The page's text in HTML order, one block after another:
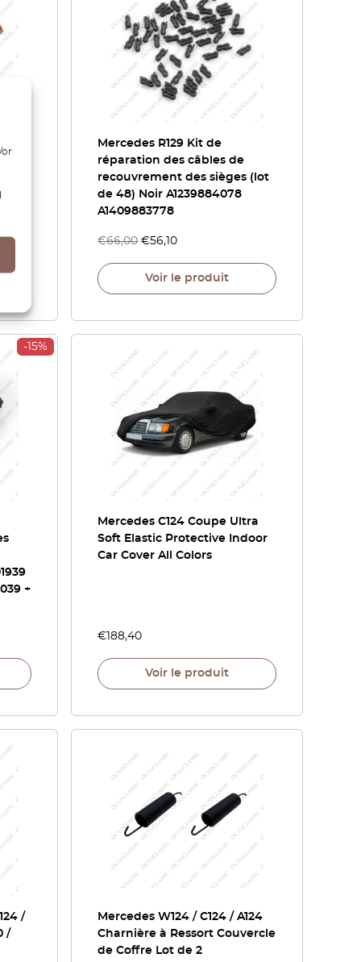
or
Mercedes R129 Kit de
réparation des câbles de
recouvrement des sièges (lot
de 48) Noir A1239884078
A1409883778
€66,00 €56,10
Voir le produit
-15%
+
Mercedes C124 Coupe Ultra
Soft Elastic Protective Indoor
Car Cover All Colors
€ 188,40
Voir le produit
/
/
Mercedes W124 / C124 / A124
Charnière à Ressort Couvercle
de Coffre Lot de 2